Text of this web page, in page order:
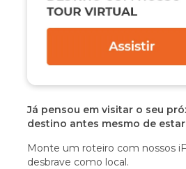
Já pensou em visitar o seu
destino antes mesmo de estar
Monte um roteiro com nossos
desbrave como local.